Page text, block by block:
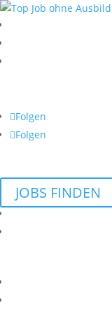
Folgen
Folgen
JOBS FINDEN